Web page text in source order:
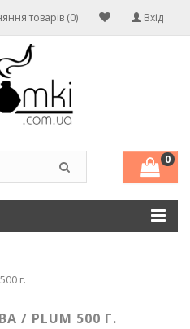
Вхід
товарів (0)
0
г.
/ PLUM 500 Г.